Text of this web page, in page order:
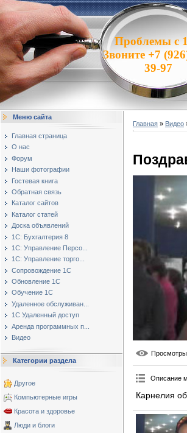
Проблемы с
Звоните +7
39-97
Меню сайта
Главная страница
О нас
Форум
Наши фотографии
Гостевая книга
Обратная связь
Каталог сайтов
Каталог статей
Доска объявлений
1С: Бухгалтерия 8
1С: Управление Персо...
1С: Управление торго...
Сопровождение 1С
Обновление 1С
Обучение 1С
Удаленное обслуживан...
1С Удаленный доступ
Аренда программных п...
Видео
Категории раздела
Другое
Компьютерные игры
Красота и здоровье
Люди и блоги
Главная » Видео
Просмотры
Описание
Карнелия